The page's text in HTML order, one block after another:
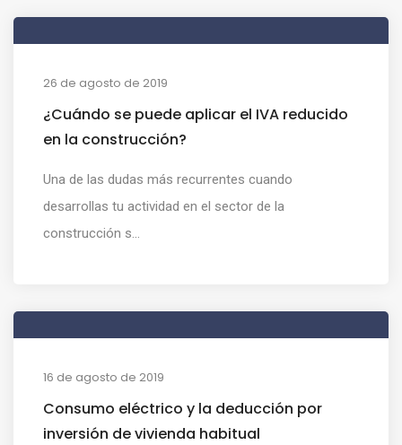
26 de agosto de 2019
¿Cuándo se puede aplicar el IVA reducido
en la construcción?
Una de las dudas más recurrentes cuando
desarrollas tu actividad en el sector de la
construcción s...
16 de agosto de 2019
Consumo eléctrico y la deducción por
inversión de vivienda habitual